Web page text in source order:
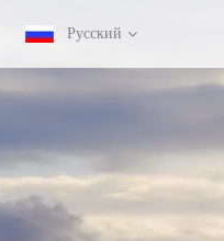
Русский
français
русский